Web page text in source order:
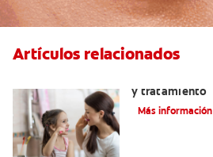
Artículos relacionados
y tratamiento
Más información